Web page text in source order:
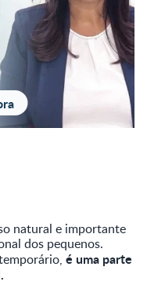
natural e importante
dos pequenos.
é uma parte